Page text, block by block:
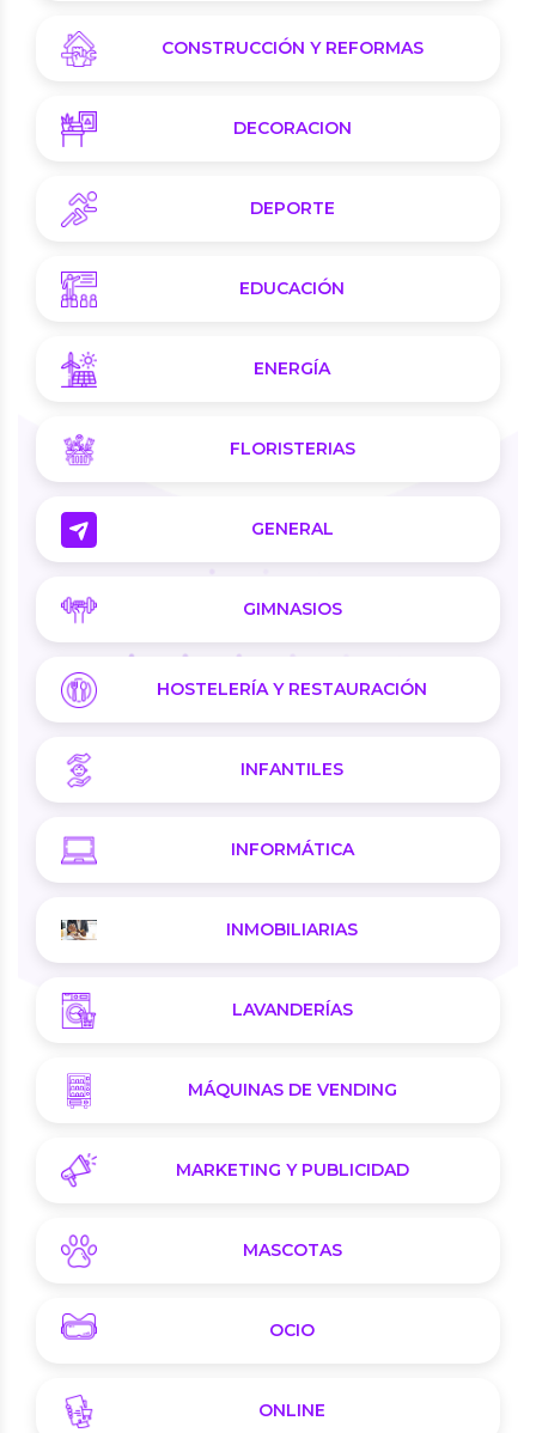
CONSTRUCCIÓN Y REFORMAS
DECORACION
DEPORTE
EDUCACIÓN
ENERGÍA
FLORISTERIAS
GENERAL
GIMNASIOS
HOSTELERÍA Y RESTAURACIÓN
INFANTILES
INFORMÁTICA
INMOBILIARIAS
LAVANDERÍAS
MÁQUINAS DE VENDING
MARKETING Y PUBLICIDAD
MASCOTAS
OCIO
ONLINE